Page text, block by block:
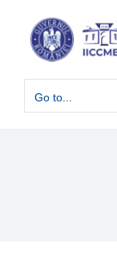
content
Go to...